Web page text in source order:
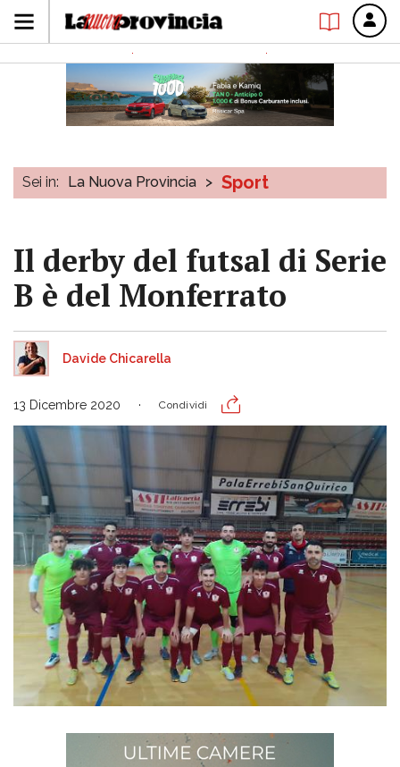
Sei in: La Nuova Provincia > Sport
Il derby del futsal di Serie
B è del Monferrato
Davide Chicarella
13 Dicembre 2020 Condividi